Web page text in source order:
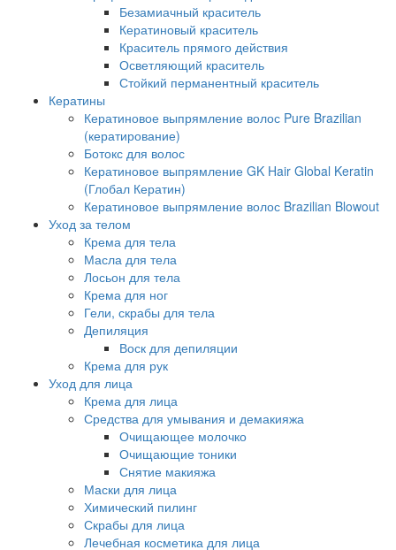
Безамиачный краситель
Кератиновый краситель
Краситель прямого действия
Осветляющий краситель
Стойкий перманентный краситель
Кератины
Кератиновое выпрямление волос Pure Brazilian
(кератирование)
Ботокс для волос
Кератиновое выпрямление GK Hair Global Keratin
(Глобал Кератин)
Кератиновое выпрямление волос Brazilian Blowout
Уход за телом
Крема для тела
Масла для тела
Лосьон для тела
Крема для ног
Гели, скрабы для тела
Депиляция
Воск для депиляции
Крема для рук
Уход для лица
Крема для лица
Средства для умывания и демакияжа
Очищающее молочко
Очищающие тоники
Снятие макияжа
Маски для лица
Химический пилинг
Скрабы для лица
Лечебная косметика для лица